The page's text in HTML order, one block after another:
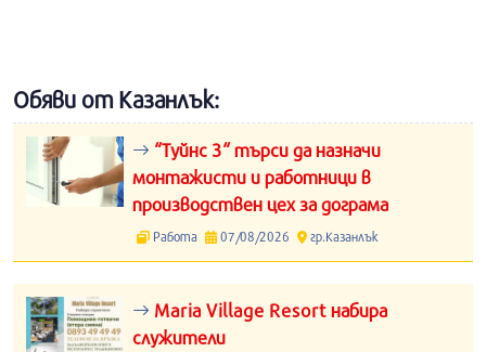
Обяви от Казанлък:
“Туйнс 3“ търси да назначи
монтажисти и работници в
производствен цех за дограма
Работа 07/08/2026 гр.Казанлък
Maria Village Resort набира
служители